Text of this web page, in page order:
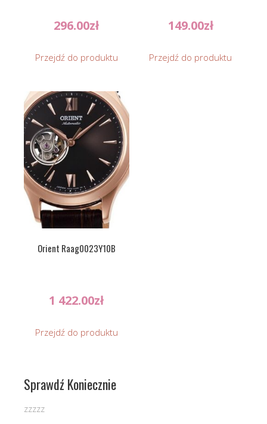
296.00zł
Przejdź do produktu
149.00zł
Przejdź do produktu
Orient Raag0023Y10B
1 422.00zł
Przejdź do produktu
Sprawdź Koniecznie
zzzzz